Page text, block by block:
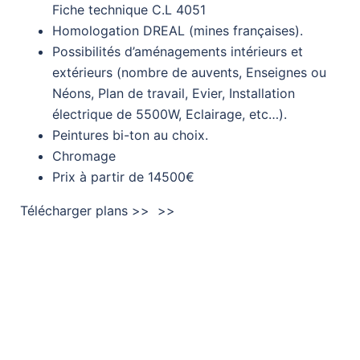
Fiche technique C.L 4051
Homologation DREAL (mines françaises).
Possibilités d’aménagements intérieurs et
extérieurs (nombre de auvents, Enseignes ou
Néons, Plan de travail, Evier, Installation
électrique de 5500W, Eclairage, etc…).
Peintures bi-ton au choix.
Chromage
Prix à partir de 14500€
Télécharger plans >> >>